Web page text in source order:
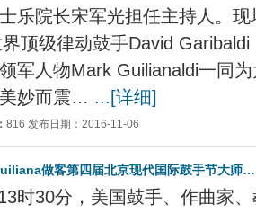
乐院长宋军光担任主持人。
顶级律动鼓手David
军人物Mark Guilianaldi一同
妙而震… ...[详细]
816 发布日期：2016-11-06
做客第四届北京现代国际鼓手节大师…
时30分，美国鼓手、作曲家